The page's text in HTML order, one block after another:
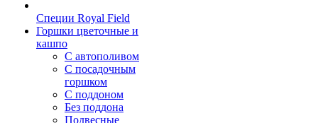
Специи Royal Field
Горшки цветочные и
кашпо
С автополивом
С посадочным
горшком
С поддоном
Без поддона
Подвесные